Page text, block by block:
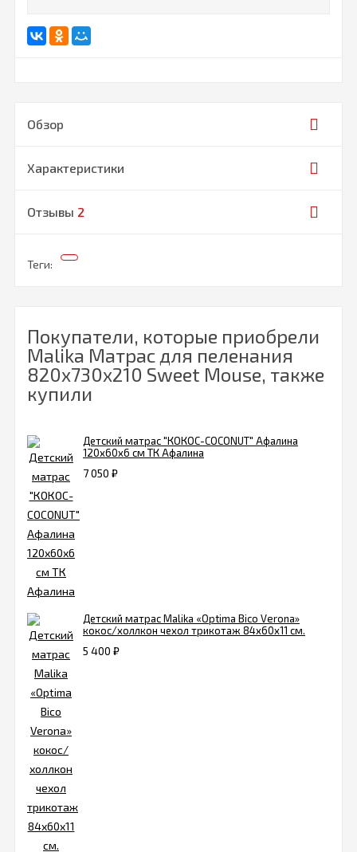
Обзор
Характеристики
Отзывы 2
Теги:
Покупатели, которые приобрели
Malika Матрас для пеленания
820х730х210 Sweet Mouse, также
купили
Детский матрас "КОКОС-COCONUT" Афалина
120х60x6 см ТК Афалина
7 050 ₽
Детский матрас Malika «Optima Bico Verona»
кокос/холлкон чехол трикотаж 84х60х11 см.
5 400 ₽